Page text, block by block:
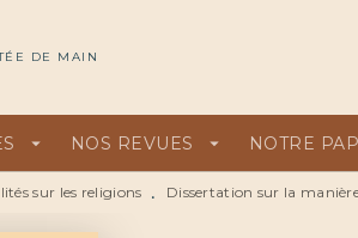
DE MAIN
arrow_drop_down NOS REVUES arrow_drop_down NOTRE
sur les religions • Dissertation sur la